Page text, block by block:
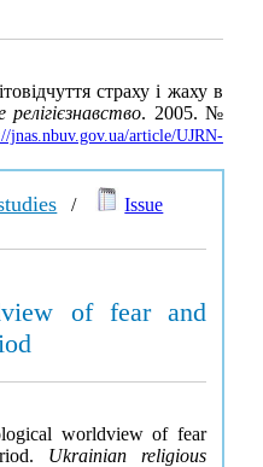
страху і жаху в
релігієзнавство. 2005. №
jnas.nbuv.gov.ua/article/UJRN-
/
Issue
of fear and
worldview of fear
Ukrainian religious